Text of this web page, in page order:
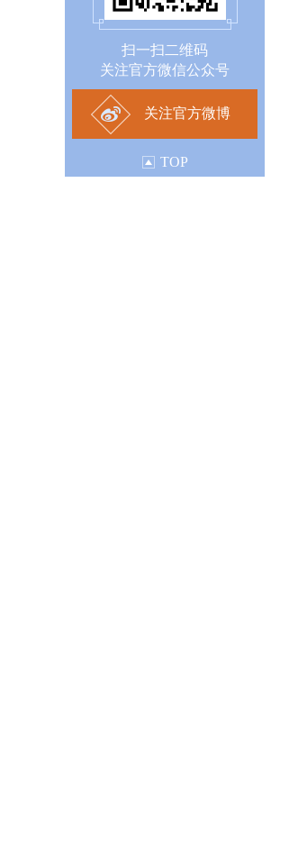
扫一扫二维码
关注官方微信公众号
关注官方微博
TOP